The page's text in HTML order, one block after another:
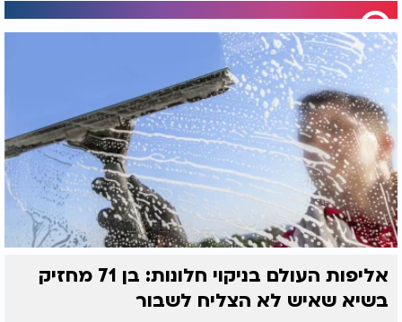
אליפות העולם בניקוי חלונות: בן 71 מחזיק
בשיא שאיש לא הצליח לשבור